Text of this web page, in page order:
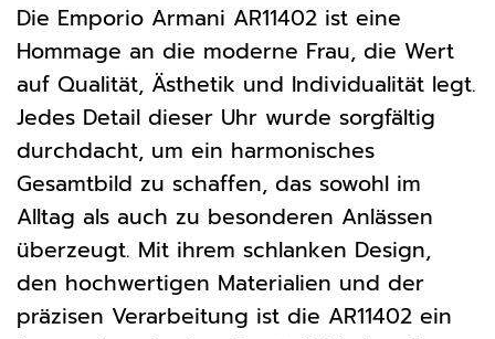
Die Emporio Armani AR11402 ist eine
Hommage an die moderne Frau, die Wert
auf Qualität, Ästhetik und Individualität legt.
Jedes Detail dieser Uhr wurde sorgfältig
durchdacht, um ein harmonisches
Gesamtbild zu schaffen, das sowohl im
Alltag als auch zu besonderen Anlässen
überzeugt. Mit ihrem schlanken Design,
den hochwertigen Materialien und der
präzisen Verarbeitung ist die AR11402 ein